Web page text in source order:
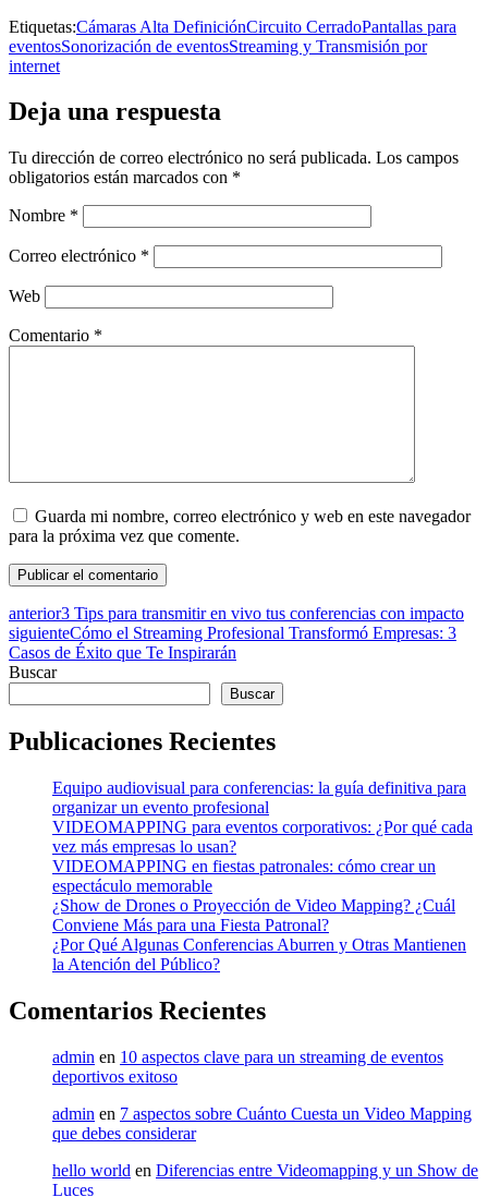
Etiquetas:Cámaras Alta DefiniciónCircuito CerradoPantallas para
eventosSonorización de eventosStreaming y Transmisión por
internet
Deja una respuesta
Tu dirección de correo electrónico no será publicada. Los campos
obligatorios están marcados con *
Nombre *
Correo electrónico *
Web
Comentario *
Guarda mi nombre, correo electrónico y web en este navegador
para la próxima vez que comente.
anterior3 Tips para transmitir en vivo tus conferencias con impacto
siguienteCómo el Streaming Profesional Transformó Empresas: 3
Casos de Éxito que Te Inspirarán
Buscar
Buscar
Publicaciones Recientes
Equipo audiovisual para conferencias: la guía definitiva para
organizar un evento profesional
VIDEOMAPPING para eventos corporativos: ¿Por qué cada
vez más empresas lo usan?
VIDEOMAPPING en fiestas patronales: cómo crear un
espectáculo memorable
¿Show de Drones o Proyección de Video Mapping? ¿Cuál
Conviene Más para una Fiesta Patronal?
¿Por Qué Algunas Conferencias Aburren y Otras Mantienen
la Atención del Público?
Comentarios Recientes
admin en 10 aspectos clave para un streaming de eventos
deportivos exitoso
admin en 7 aspectos sobre Cuánto Cuesta un Video Mapping
que debes considerar
hello world en Diferencias entre Videomapping y un Show de
Luces